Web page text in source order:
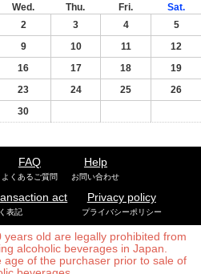
Wed. Thu. Fri.
Sat.
2 3 4
5
9 10 11
12
16 17 18
19
23 24 25
26
30
FAQ
よくあるご質問
Help
お問い合わせ
act
表記
Privacy policy
プライバシーポリシー
old are legally prohibited from
alcoholic beverages in Japan.
of the purchaser prior to sale of